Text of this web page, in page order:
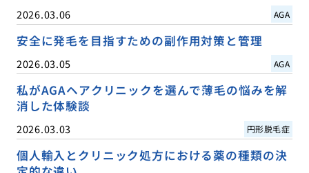
2026.03.06 AGA
安全に発毛を目指すための副作用対策と管理
2026.03.05 AGA
私がAGAヘアクリニックを選んで薄毛の悩みを解
消した体験談
2026.03.03 円形脱毛症
個人輸入とクリニック処方における薬の種類の決